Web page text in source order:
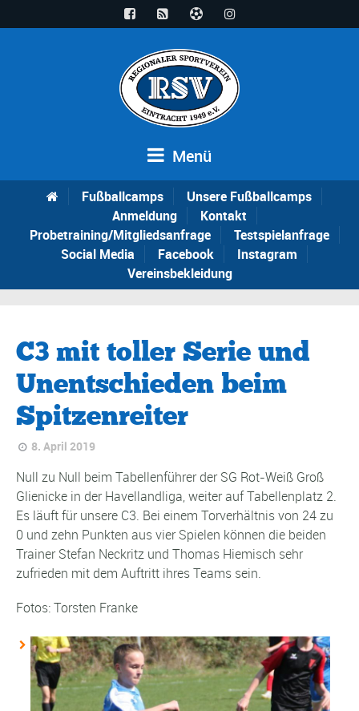
Menü
Fußballcamps
Unsere Fußballcamps
Anmeldung
Kontakt
Probetraining/Mitgliedsanfrage
Testspielanfrage
Social Media
Facebook
Instagram
Vereinsbekleidung
C3 mit toller Serie und
Unentschieden beim
Spitzenreiter
8. April 2019
Null zu Null beim Tabellenführer der SG Rot-Weiß Groß
Glienicke in der Havellandliga, weiter auf Tabellenplatz 2.
Es läuft für unsere C3. Bei einem Torverhältnis von 24 zu
0 und zehn Punkten aus vier Spielen können die beiden
Trainer Stefan Neckritz und Thomas Hiemisch sehr
zufrieden mit dem Auftritt ihres Teams sein.
Fotos: Torsten Franke